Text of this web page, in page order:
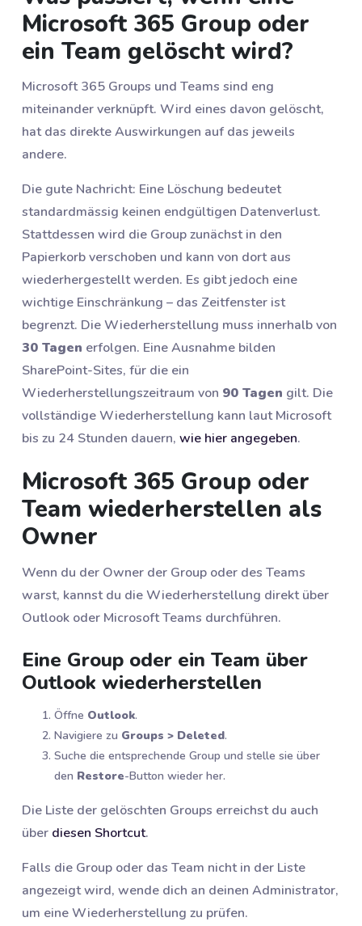
Microsoft 365 Group oder
ein Team gelöscht wird?
Microsoft 365 Groups und Teams sind eng
miteinander verknüpft. Wird eines davon gelöscht,
hat das direkte Auswirkungen auf das jeweils
andere.
Die gute Nachricht: Eine Löschung bedeutet
standardmässig keinen endgültigen Datenverlust.
Stattdessen wird die Group zunächst in den
Papierkorb verschoben und kann von dort aus
wiederhergestellt werden. Es gibt jedoch eine
wichtige Einschränkung – das Zeitfenster ist
begrenzt. Die Wiederherstellung muss innerhalb von
30 Tagen erfolgen. Eine Ausnahme bilden
SharePoint-Sites, für die ein
Wiederherstellungszeitraum von 90 Tagen gilt. Die
vollständige Wiederherstellung kann laut Microsoft
bis zu 24 Stunden dauern, wie hier angegeben.
Microsoft 365 Group oder
Team wiederherstellen als
Owner
Wenn du der Owner der Group oder des Teams
warst, kannst du die Wiederherstellung direkt über
Outlook oder Microsoft Teams durchführen.
Eine Group oder ein Team über
Outlook wiederherstellen
Öffne Outlook.
Navigiere zu Groups > Deleted.
Suche die entsprechende Group und stelle sie über
den Restore-Button wieder her.
Die Liste der gelöschten Groups erreichst du auch
über diesen Shortcut.
Falls die Group oder das Team nicht in der Liste
angezeigt wird, wende dich an deinen Administrator,
um eine Wiederherstellung zu prüfen.